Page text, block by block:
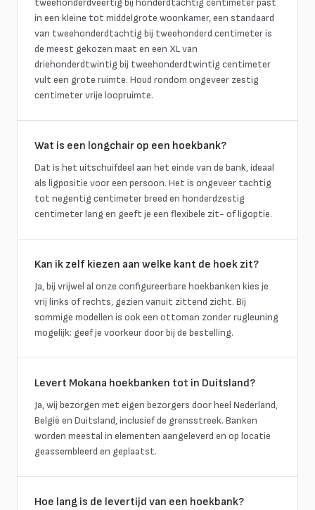
tweehonderdveertig bij honderdtachtig centimeter past
in een kleine tot middelgrote woonkamer, een standaard
van tweehonderdtachtig bij tweehonderd centimeter is
de meest gekozen maat en een XL van
driehonderdtwintig bij tweehonderdtwintig centimeter
vult een grote ruimte. Houd rondom ongeveer zestig
centimeter vrije loopruimte.
Wat is een longchair op een hoekbank?
Dat is het uitschuifdeel aan het einde van de bank, ideaal
als ligpositie voor een persoon. Het is ongeveer tachtig
tot negentig centimeter breed en honderdzestig
centimeter lang en geeft je een flexibele zit- of ligoptie.
Kan ik zelf kiezen aan welke kant de hoek zit?
Ja, bij vrijwel al onze configureerbare hoekbanken kies je
vrij links of rechts, gezien vanuit zittend zicht. Bij
sommige modellen is ook een ottoman zonder rugleuning
mogelijk; geef je voorkeur door bij de bestelling.
Levert Mokana hoekbanken tot in Duitsland?
Ja, wij bezorgen met eigen bezorgers door heel Nederland,
België en Duitsland, inclusief de grensstreek. Banken
worden meestal in elementen aangeleverd en op locatie
geassembleerd en geplaatst.
Hoe lang is de levertijd van een hoekbank?